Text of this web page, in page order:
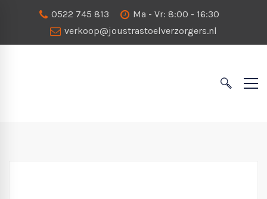
0522 745 813
Ma - Vr: 8:00 - 16:30
verkoop@joustrastoelverzorgers.nl